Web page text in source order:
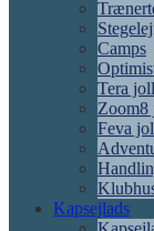
Camps
Tera
Zoom8
Feva
Kapsejlads